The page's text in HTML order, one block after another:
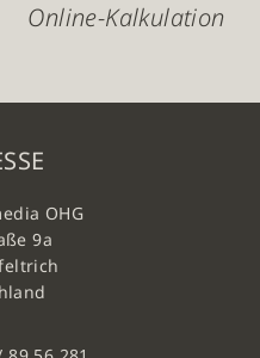
Online-Kalkulation
OHG
9a